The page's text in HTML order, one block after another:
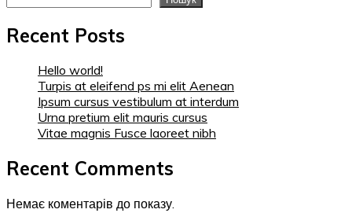
Recent Posts
Hello world!
Turpis at eleifend ps mi elit Aenean
Ipsum cursus vestibulum at interdum
Urna pretium elit mauris cursus
Vitae magnis Fusce laoreet nibh
Recent Comments
Немає коментарів до показу.